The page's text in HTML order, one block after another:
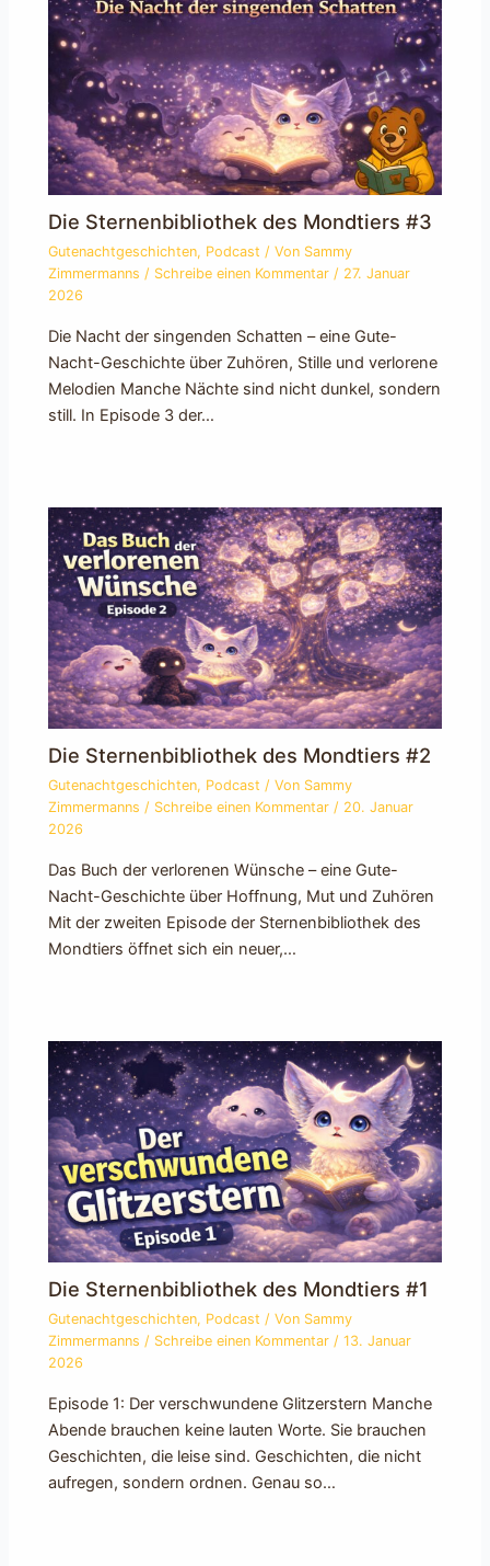
Die Sternenbibliothek des Mondtiers #3
Gutenachtgeschichten, Podcast / Von Sammy
Zimmermanns/ Schreibe einen Kommentar / 27. Januar
2026
Die Nacht der singenden Schatten – eine Gute-
Nacht-Geschichte über Zuhören, Stille und verlorene
Melodien Manche Nächte sind nicht dunkel, sondern
still. In Episode 3 der…
Die Sternenbibliothek des Mondtiers #2
Gutenachtgeschichten, Podcast / Von Sammy
Zimmermanns/ Schreibe einen Kommentar / 20. Januar
2026
Das Buch der verlorenen Wünsche – eine Gute-
Nacht-Geschichte über Hoffnung, Mut und Zuhören
Mit der zweiten Episode der Sternenbibliothek des
Mondtiers öffnet sich ein neuer,…
Die Sternenbibliothek des Mondtiers #1
Gutenachtgeschichten, Podcast / Von Sammy
Zimmermanns/ Schreibe einen Kommentar /13. Januar
2026
Episode 1: Der verschwundene Glitzerstern Manche
Abende brauchen keine lauten Worte. Sie brauchen
Geschichten, die leise sind. Geschichten, die nicht
aufregen, sondern ordnen. Genau so…